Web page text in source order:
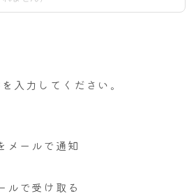
入力してください。
メールで通知
ルで受け取る